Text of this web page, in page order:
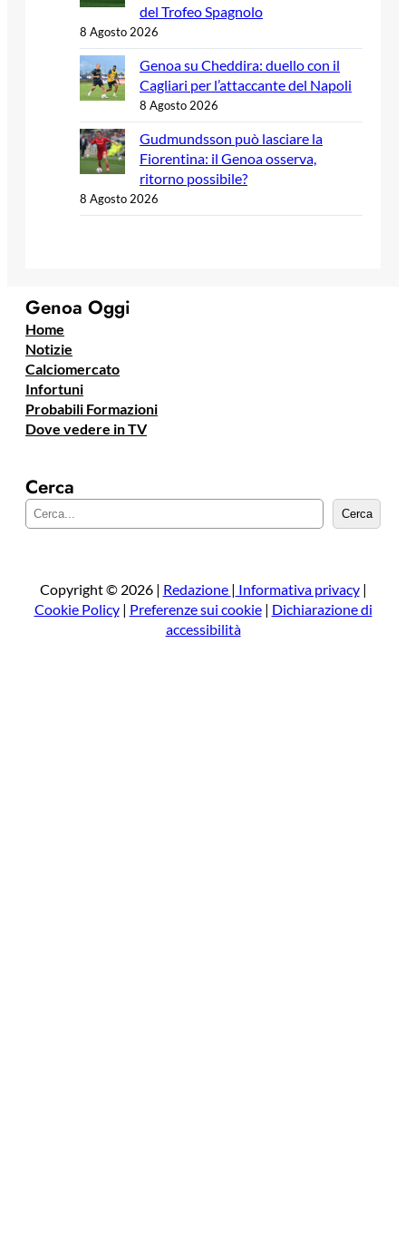
del Trofeo Spagnolo
8 Agosto 2026
Genoa su Cheddira: duello con il
Cagliari per l’attaccante del Napoli
8 Agosto 2026
Gudmundsson può lasciare la
Fiorentina: il Genoa osserva,
ritorno possibile?
8 Agosto 2026
Genoa Oggi
Home
Notizie
Calciomercato
Infortuni
Probabili Formazioni
Dove vedere in TV
Cerca
e
a
Cerca
Copyright © 2026 | Redazione | Informativa privacy|
Cookie Policy| Preferenze sui cookie| Dichiarazione di
accessibilità